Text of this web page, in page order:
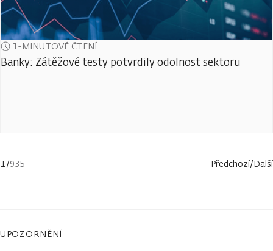
1-MINUTOVÉ ČTENÍ
Banky: Zátěžové testy potvrdily odolnost sektoru
1/935 Předchozí/Další
UPOZORNĚNÍ